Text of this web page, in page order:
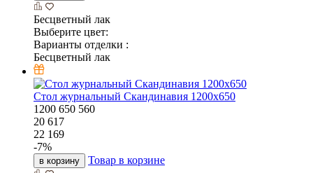
Бесцветный лак
Выберите цвет:
Варианты отделки :
Бесцветный лак
Стол журнальный Скандинавия 1200х650
1200 650 560
20 617
22 169
-7%
в корзину Товар в корзине